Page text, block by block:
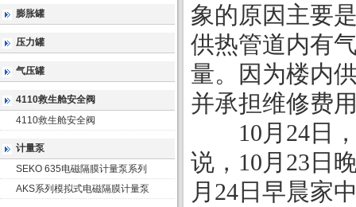
象的原因主要
供热管道内有
量。因为楼内
并承担维修费
10月24日，
说，10月23日
月24日早晨家
膨胀罐
压力罐
气压罐
4110救生舱安全阀
4110救生舱安全阀
计量泵
SEKO 635电磁隔膜计量泵系列
AKS系列模拟式电磁隔膜计量泵